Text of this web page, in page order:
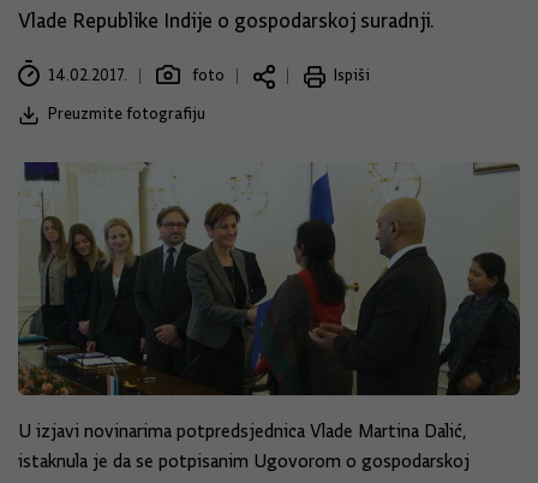
Vlade Republike Indije o gospodarskoj suradnji.
14.02.2017. foto
Ispiši
Preuzmite fotografiju
U izjavi novinarima potpredsjednica Vlade Martina Dalić,
istaknula je da se potpisanim Ugovorom o gospodarskoj